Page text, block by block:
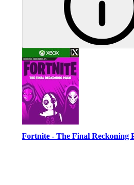
Fortnite - The Final Reckoning